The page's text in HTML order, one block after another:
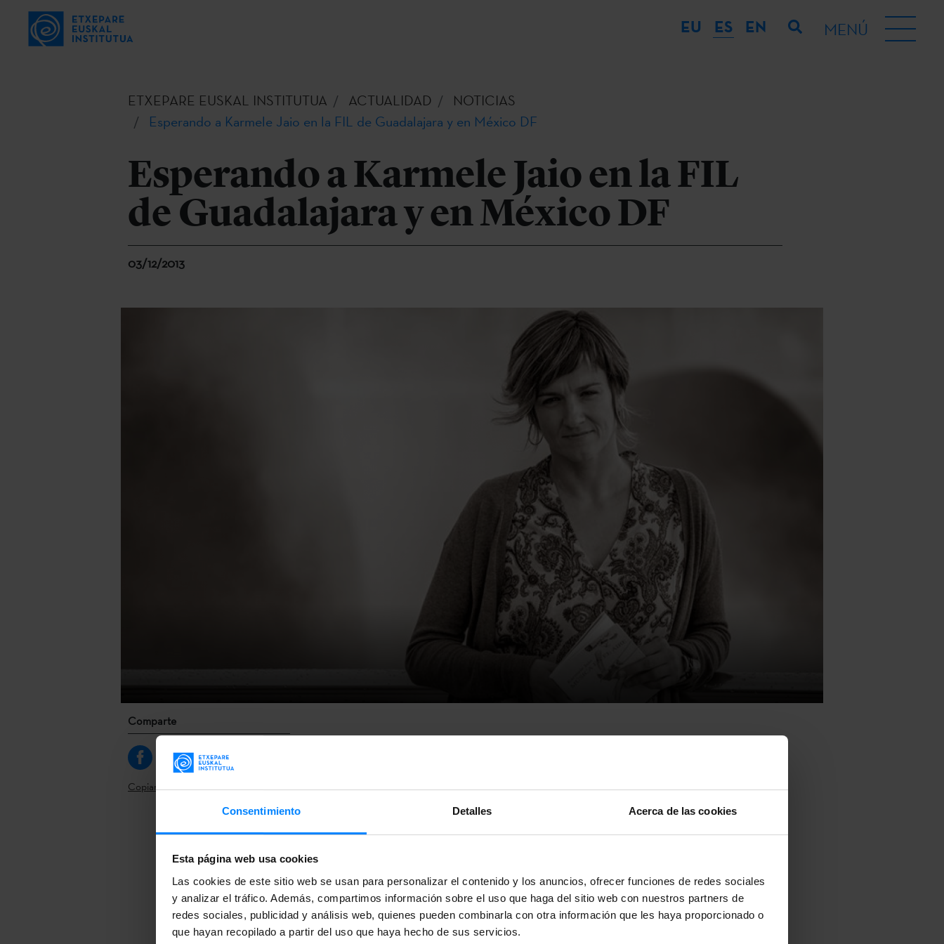
Consentimiento Detalles Acerca de las cookies
Esta página web usa cookies
Las cookies de este sitio web se usan para personalizar el contenido y los anuncios, ofrecer funciones de redes sociales
y analizar el tráfico. Además, compartimos información sobre el uso que haga del sitio web con nuestros partners de
redes sociales, publicidad y análisis web, quienes pueden combinarla con otra información que les haya proporcionado o
que hayan recopilado a partir del uso que haya hecho de sus servicios.
EU ES EN MENÚ
ETXEPARE EUSKAL INSTITUTUA ACTUALIDAD
NOTICIAS
Esperando a Karmele Jaio en la FIL de Guadalajara y en México DF
Esperando a Karmele Jaio en la FIL
de Guadalajara y en México DF
03/12/2013
Comparte
Copiar link
feria, y desde hoy el
Mañana se les sumarán la directora para la Promoción y Difusión del Euskera,Mari Jose
Olaziregi, y Karmele Jaio,que acude a la feria por iniciativa del Instituto. La escritora
participará los días 5 y 6 de diciembre en diversos encuentros con estudiantes, lectores y